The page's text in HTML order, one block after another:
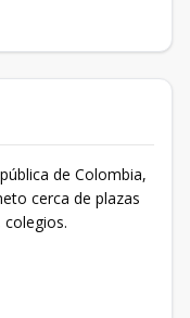
de Colombia,
cerca de plazas